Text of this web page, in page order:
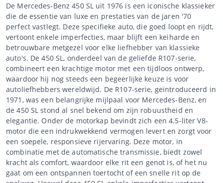
De Mercedes-Benz 450 SL uit 1976 is een iconische klassieker
die de essentie van luxe en prestaties van de jaren '70
perfect vastlegt. Deze specifieke auto, die goed loopt en rijdt,
vertoont enkele imperfecties, maar blijft een keiharde en
betrouwbare metgezel voor elke liefhebber van klassieke
auto's. De 450 SL, onderdeel van de geliefde R107-serie,
combineert een krachtige motor met een tijdloos ontwerp,
waardoor hij nog steeds een begeerlijke keuze is voor
autoliefhebbers wereldwijd. De R107-serie, geïntroduceerd in
1971, was een belangrijke mijlpaal voor Mercedes-Benz, en
de 450 SL stond al snel bekend om zijn robuustheid en
elegantie. Onder de motorkap bevindt zich een 4.5-liter V8-
motor die een indrukwekkend vermogen levert en zorgt voor
een soepele, responsieve rijervaring. Deze motor, in
combinatie met de automatische transmissie, biedt zowel
kracht als comfort, waardoor elke rit een genot is, of het nu
gaat om een ontspannen toertocht of een snelle rit op de